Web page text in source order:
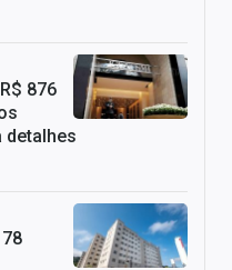
876
detalhes